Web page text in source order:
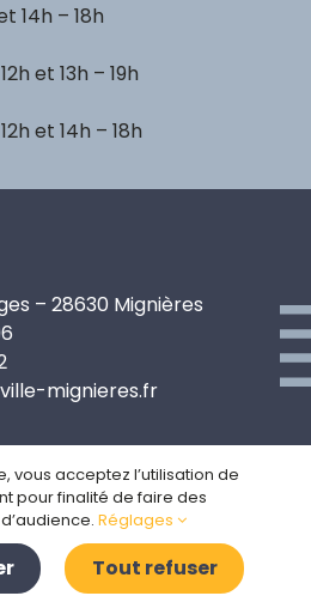
14h – 18h
et 13h – 19h
et 14h – 18h
– 28630 Mignières
mignieres.fr
confidentialité
des cookies
du site
légales
vous acceptez l’utilisation de
pour finalité de faire des
Réglages
Tout refuser